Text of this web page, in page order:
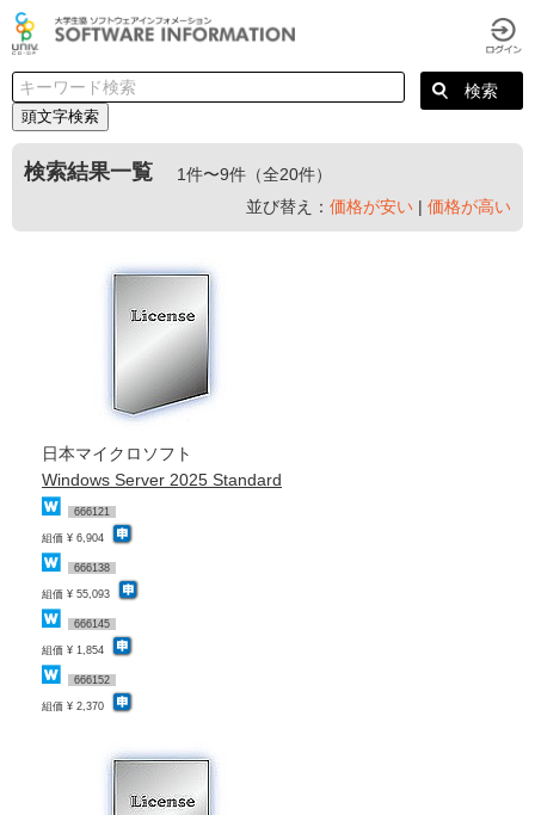
頭文字検索
検索結果一覧
1件〜9件（全20件）
並び替え： 価格が安い | 価格が高い
日本マイクロソフト
Windows Server 2025 Standard
666121
組価 ¥ 6,904
666138
組価 ¥ 55,093
666145
組価 ¥ 1,854
666152
組価 ¥ 2,370